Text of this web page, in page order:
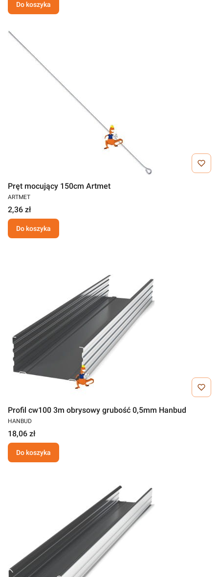
Do koszyka
Pręt mocujący 150cm Artmet
ARTMET
2,36 zł
Do koszyka
Profil cw100 3m obrysowy grubość 0,5mm Hanbud
HANBUD
18,06 zł
Do koszyka